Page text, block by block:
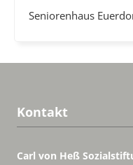
Seniorenhaus
Kontakt
Carl von Heß